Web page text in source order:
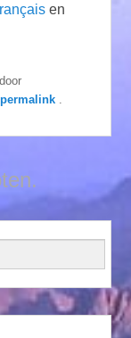
en
door
permalink